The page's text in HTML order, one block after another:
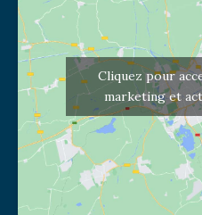
Cliquez pour
marketing et